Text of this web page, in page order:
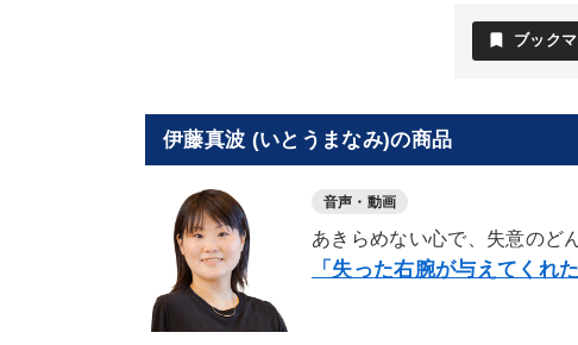
bookmark ブック
伊藤真波 (いとうまなみ)の商品
音声・動画
あきらめない心で、失意のど
「失った右腕が与えてくれた